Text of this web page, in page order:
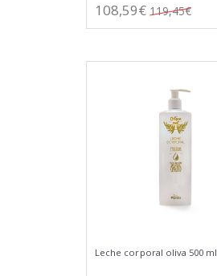
108,59€ 119,45€
Leche corporal oliva 500 ml